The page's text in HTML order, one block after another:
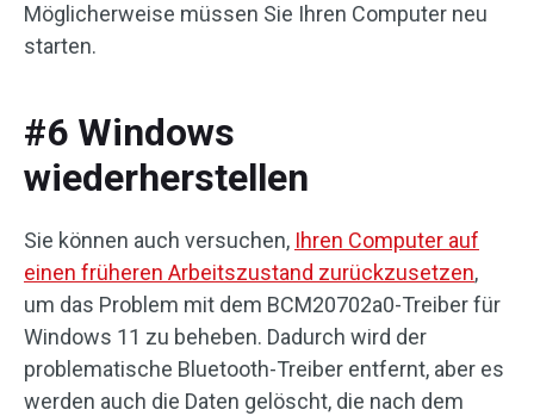
Möglicherweise müssen Sie Ihren Computer neu
starten.
#6 Windows
wiederherstellen
Sie können auch versuchen, Ihren Computer auf
einen früheren Arbeitszustand zurückzusetzen,
um das Problem mit dem BCM20702a0-Treiber für
Windows 11 zu beheben. Dadurch wird der
problematische Bluetooth-Treiber entfernt, aber es
werden auch die Daten gelöscht, die nach dem